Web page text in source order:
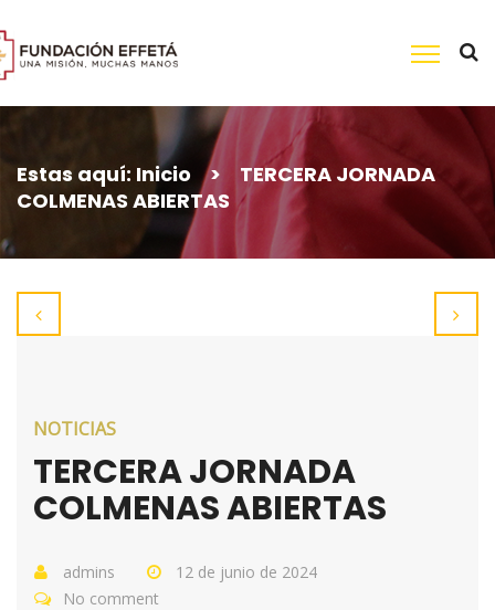
to
content
Buscar:
Estas aquí: Inicio >
TERCERA JORNADA
COLMENAS ABIERTAS
NOTICIAS
TERCERA JORNADA
COLMENAS ABIERTAS
admins
12 de junio de 2024
No comment